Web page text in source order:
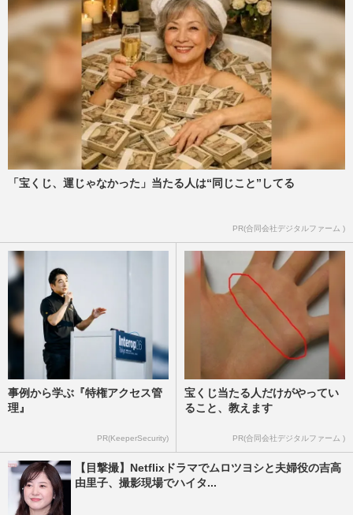
「宝くじ、運じゃなかった」当たる人は“同じこと”してる
PR(合同会社デジタルファーム )
事例から学ぶ『特権アクセス管
理』
PR(KeeperSecurity)
宝くじ当たる人だけがやってい
ること、教えます
PR(合同会社デジタルファーム )
【目撃撮】Netflixドラマでムロツヨシと夫婦役の吉高
由里子、撮影現場でハイタ...